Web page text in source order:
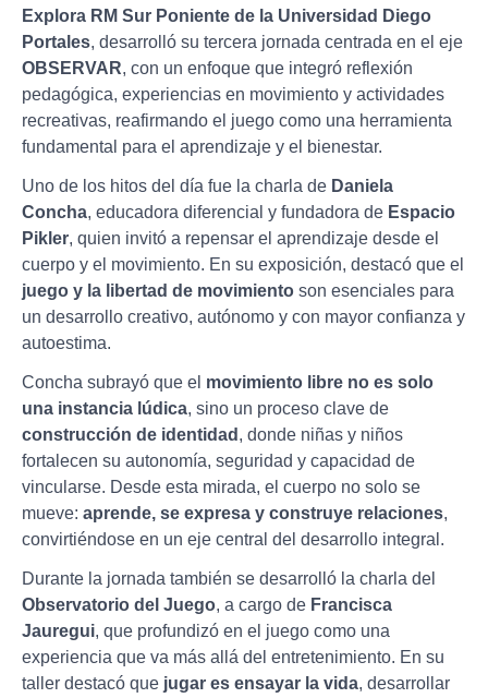
Explora RM Sur Poniente de la Universidad Diego
Portales, desarrolló su tercera jornada centrada en el eje
OBSERVAR, con un enfoque que integró reflexión
pedagógica, experiencias en movimiento y actividades
recreativas, reafirmando el juego como una herramienta
fundamental para el aprendizaje y el bienestar.
Uno de los hitos del día fue la charla de Daniela
Concha, educadora diferencial y fundadora de Espacio
Pikler, quien invitó a repensar el aprendizaje desde el
cuerpo y el movimiento. En su exposición, destacó que el
juego y la libertad de movimiento son esenciales para
un desarrollo creativo, autónomo y con mayor confianza y
autoestima.
Concha subrayó que el movimiento libre no es solo
una instancia lúdica, sino un proceso clave de
construcción de identidad , donde niñas y niños
fortalecen su autonomía, seguridad y capacidad de
vincularse. Desde esta mirada, el cuerpo no solo se
mueve: aprende, se expresa y construye relaciones,
convirtiéndose en un eje central del desarrollo integral.
Durante la jornada también se desarrolló la charla del
Observatorio del Juego, a cargo de Francisca
Jauregui, que profundizó en el juego como una
experiencia que va más allá del entretenimiento. En su
taller destacó que jugar es ensayar la vida, desarrollar